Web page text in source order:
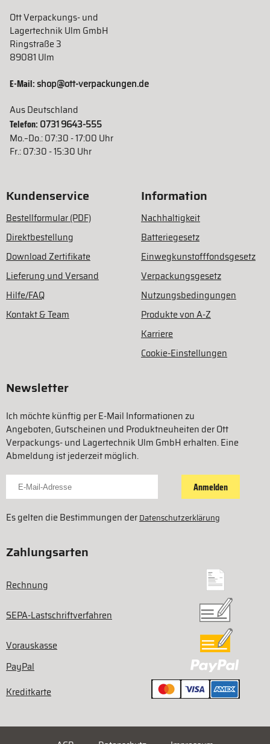
Ott Verpackungs- und
Lagertechnik Ulm GmbH
Ringstraße 3
89081 Ulm
E-Mail:shop@ott-verpackungen.de
Aus Deutschland
Telefon: 0731 9643-555
Mo.–Do.: 07:30 - 17:00 Uhr
Fr.: 07:30 - 15:30 Uhr
Kundenservice
Bestellformular (PDF)
Direktbestellung
Download Zertifikate
Lieferung und Versand
Hilfe/FAQ
Kontakt & Team
Information
Nachhaltigkeit
Batteriegesetz
Einwegkunstofffondsgesetz
Verpackungsgesetz
Nutzungsbedingungen
Produkte von A-Z
Karriere
Cookie-Einstellungen
Newsletter
Ich möchte künftig per E-Mail Informationen zu
Angeboten, Gutscheinen und Produktneuheiten der Ott
Verpackungs- und Lagertechnik Ulm GmbH erhalten. Eine
Abmeldung ist jederzeit möglich.
Für Newsletter anmelden
Anmelden
Es gelten die Bestimmungen derDatenschutzerklärung
Zahlungsarten
Rechnung
SEPA-Lastschriftverfahren
Vorauskasse
PayPal
Kreditkarte